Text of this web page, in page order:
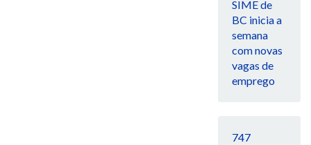
SIME de
BC inicia a
semana
com novas
vagas de
emprego
747